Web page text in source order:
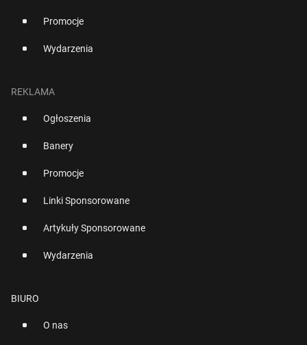
Promocje
Wydarzenia
REKLAMA
Ogłoszenia
Banery
Promocje
Linki Sponsorowane
Artykuły Sponsorowane
Wydarzenia
BIURO
O nas